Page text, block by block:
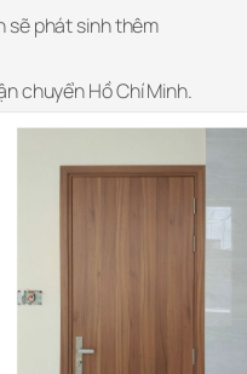
sẽ phát sinh thêm
chuyển Hồ Chí Minh.